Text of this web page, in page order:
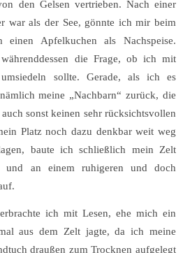
den Gelsen vertrieben. Nach einer
war als der See, gönnte ich mir beim
einen Apfelkuchen als Nachspeise.
die Frage, ob ich mit
sollte. Gerade, als ich es
meine „Nachbarn“ zurück, die
sonst keinen sehr rücksichtsvollen
Platz noch dazu denkbar weit weg
baute ich schließlich mein Zelt
und an einem ruhigeren und doch
ich mit Lesen, ehe mich ein
aus dem Zelt jagte, da ich meine
draußen zum Trocknen aufgelegt